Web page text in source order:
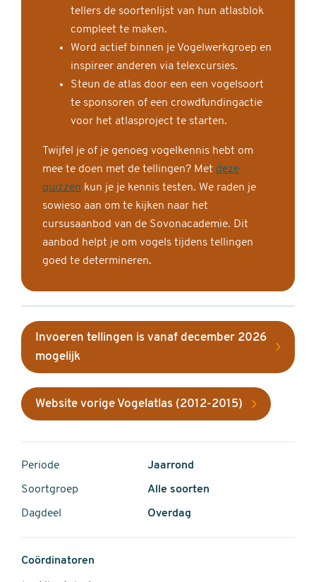
tellers de soortenlijst van hun atlasblok
compleet te maken.
Word actief binnen je Vogelwerkgroep en
inspireer anderen via telexcursies.
Steun de atlas door een een vogelsoort
te sponsoren of een crowdfundingactie
voor het atlasproject te starten.
Twijfel je of je genoeg vogelkennis hebt om
mee te doen met de tellingen? Met deze
quizzen kun je je kennis testen. We raden je
sowieso aan om te kijken naar het
cursusaanbod van de Sovonacademie. Dit
aanbod helpt je om vogels tijdens tellingen
goed te determineren.
Invoeren tellingen is vanaf december 2026
mogelijk
Website vorige Vogelatlas (2012-2015)
Periode Jaarrond
Soortgroep Alle soorten
Dagdeel Overdag
Coördinatoren